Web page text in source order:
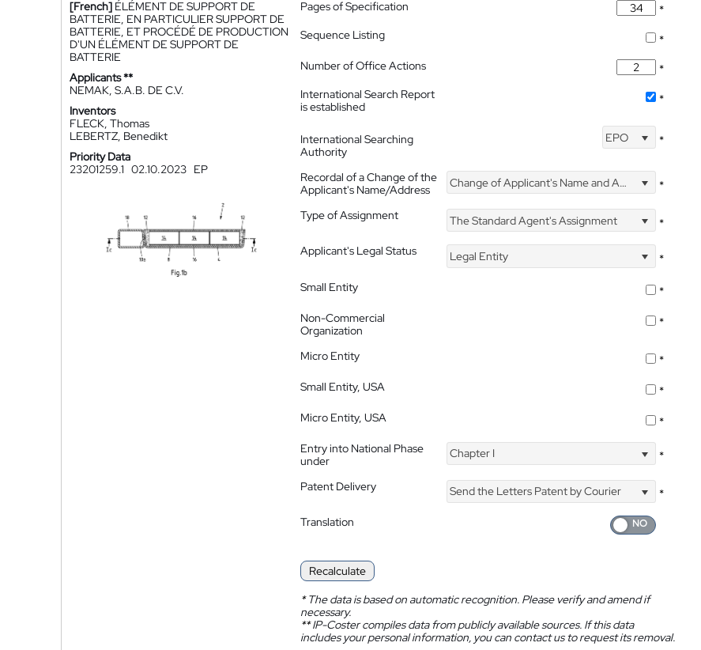
[French] ÉLÉMENT DE SUPPORT DE
BATTERIE, EN PARTICULIER SUPPORT DE
BATTERIE, ET PROCÉDÉ DE PRODUCTION
D'UN ÉLÉMENT DE SUPPORT DE
BATTERIE
Applicants **
NEMAK, S.A.B. DE C.V.
Inventors
FLECK, Thomas
LEBERTZ, Benedikt
Priority Data
23201259.1 02.10.2023 EP
Pages of Specification
*
Sequence Listing
*
Number of Office Actions
*
International Search Report
is established
*
International Searching
Authority
EPO *
Recordal of a Change of the
Applicant's Name/Address
Change of Applicant's Name and Address *
Type of Assignment The Standard Agent's Assignment
*
Applicant's Legal Status
Legal Entity
*
Small Entity
*
Non-Commercial
Organization
*
Micro Entity
*
Small Entity, USA
*
Micro Entity, USA
*
Entry into National Phase
under
Chapter I *
Patent Delivery Send the Letters Patent by Courier
*
Translation
Recalculate
*The data is based on automatic recognition. Please verify and amend if
necessary.
**IP-Coster compiles data from publicly available sources. If this data
includes your personal information, you can contact us to request its removal.